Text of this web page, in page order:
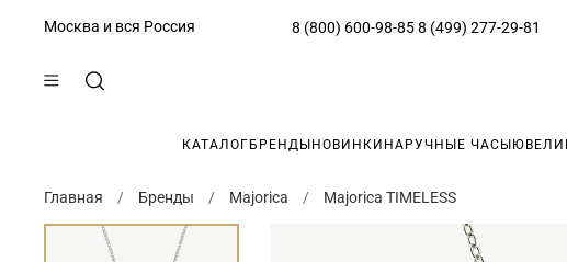
Москва и вся Россия 8 (800) 600-98-85 8 (499) 277-29-81
КАТАЛОГ БРЕНДЫ НОВИНКИ НАРУЧНЫЕ ЧАСЫ
Главная Бренды Majorica Majorica TIMELESS